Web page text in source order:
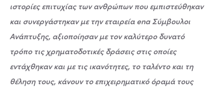
ιστορίες επιτυχίας των ανθρώπων που εμπιστεύθηκαν
και συνεργάστηκαν με την εταιρεία ena Σύμβουλοι
Ανάπτυξης, αξιοποίησαν με τον καλύτερο δυνατό
τρόπο τις χρηματοδοτικές δράσεις στις οποίες
εντάχθηκαν και με τις ικανότητες, το ταλέντο και τη
θέληση τους, κάνουν το επιχειρηματικό όραμά τους